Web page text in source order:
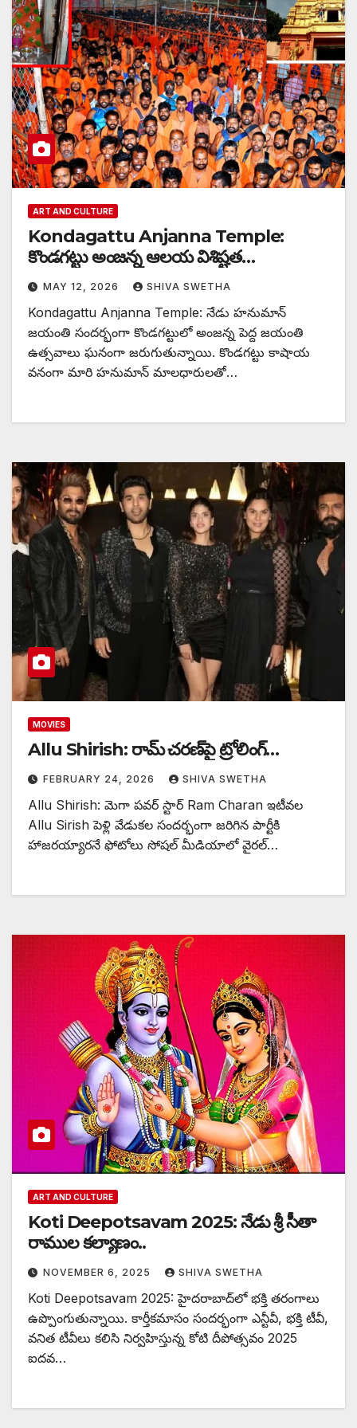
ART AND CULTURE
Kondagattu Anjanna Temple:
కొండగట్టు అంజన్న ఆలయ విశిష్టత…
MAY 12, 2026 SHIVA SWETHA
Kondagattu Anjanna Temple: నేడు హనుమాన్
జయంతి సందర్భంగా కొండగట్టులో అంజన్న పెద్ద జయంతి
ఉత్సవాలు ఘనంగా జరుగుతున్నాయి. కొండగట్టు కాషాయ
వనంగా మారి హనుమాన్ మాలధారులతో…
MOVIES
Allu Shirish: రామ్ చరణ్‌పై ట్రోలింగ్…
FEBRUARY 24, 2026 SHIVA SWETHA
Allu Shirish: మెగా పవర్ స్టార్ Ram Charan ఇటీవల
Allu Sirish పెళ్లి వేడుకల సందర్భంగా జరిగిన పార్టీకి
హాజరయ్యారనే ఫోటోలు సోషల్ మీడియాలో వైరల్…
ART AND CULTURE
Koti Deepotsavam 2025: నేడు శ్రీ సీతా
రాముల కల్యాణం..
NOVEMBER 6, 2025 SHIVA SWETHA
Koti Deepotsavam 2025: హైదరాబాద్‌లో భక్తి తరంగాలు
ఉప్పొంగుతున్నాయి. కార్తీకమాసం సందర్భంగా ఎన్టీవీ, భక్తి టీవీ,
వనిత టీవీలు కలిసి నిర్వహిస్తున్న కోటి దీపోత్సవం 2025
ఐదవ…